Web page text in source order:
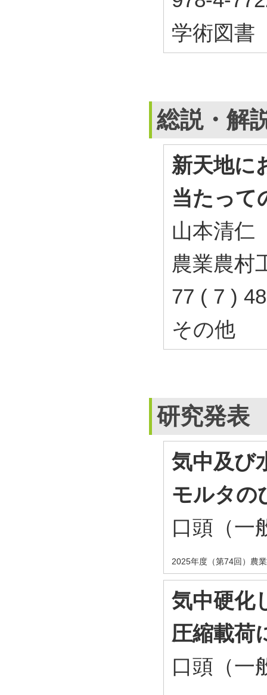
学術図書
総説・解
新天地に
当たって
山本清仁
農業農村
77 ( 7 )
その他
研究発表
気中及び
モルタの
口頭（一
2025年度（第74回）農
気中硬化
圧縮載荷
口頭（一